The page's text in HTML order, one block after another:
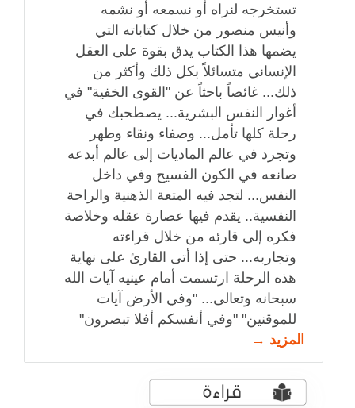
تستخرجه لنراه أو نسمعه أو نشمه
وأنيس منصور من خلال كتاباته التي
يضمها هذا الكتاب يدق بقوة على العقل
الإنساني متسائلاً بكل ذلك وأكثر من
ذلك... غائصاً باحثاً عن "القوى الخفية" في
أغوار النفس البشرية... يصطحبك في
رحلة كلها تأمل... وصفاء ونقاء وطهر
وتجرد في عالم الماديات إلى عالم أبدعه
صانعه في الكون الفسيح وفي داخل
النفس... لتجد فيه المتعة الذهنية والراحة
النفسية.. يقدم فيها عصارة عقله وخلاصة
فكره إلى قارئه من خلال قراءته
وتجاربه... حتى إذا أتى القارئ على نهاية
هذه الرحلة ارتسمت أمام عينيه آيات الله
سبحانه وتعالى... "وفي الأرض آيات
للموقنين" "وفي أنفسكم أفلا تبصرون"
المزيد →